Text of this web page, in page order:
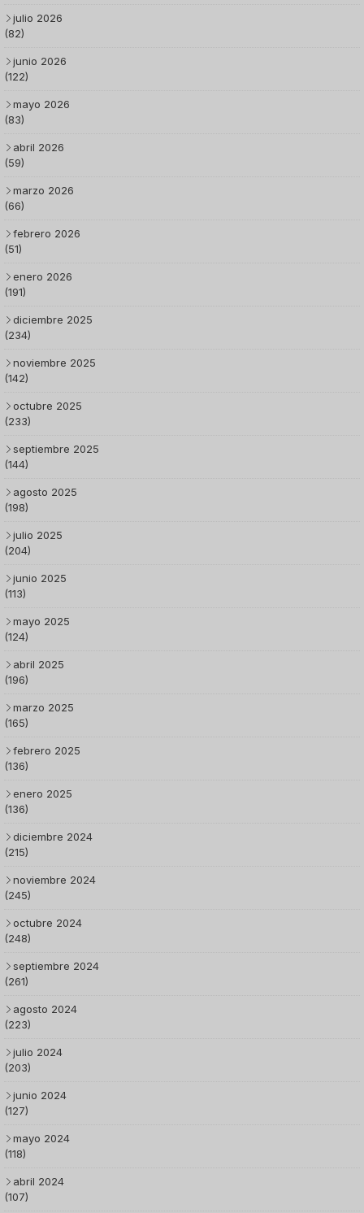
julio 2026
(82)
junio 2026
(122)
mayo 2026
(83)
abril 2026
(59)
marzo 2026
(66)
febrero 2026
(51)
enero 2026
(191)
diciembre 2025
(234)
noviembre 2025
(142)
octubre 2025
(233)
septiembre 2025
(144)
agosto 2025
(198)
julio 2025
(204)
junio 2025
(113)
mayo 2025
(124)
abril 2025
(196)
marzo 2025
(165)
febrero 2025
(136)
enero 2025
(136)
diciembre 2024
(215)
noviembre 2024
(245)
octubre 2024
(248)
septiembre 2024
(261)
agosto 2024
(223)
julio 2024
(203)
junio 2024
(127)
mayo 2024
(118)
abril 2024
(107)